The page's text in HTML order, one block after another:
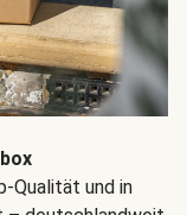
Qualität und in